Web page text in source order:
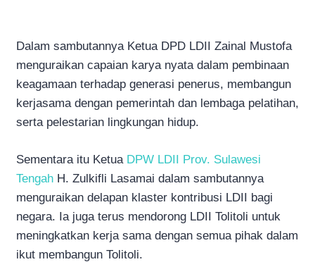
Dalam sambutannya Ketua DPD LDII Zainal Mustofa
menguraikan capaian karya nyata dalam pembinaan
keagamaan terhadap generasi penerus, membangun
kerjasama dengan pemerintah dan lembaga pelatihan,
serta pelestarian lingkungan hidup.
Sementara itu Ketua DPW LDII Prov. Sulawesi
Tengah H. Zulkifli Lasamai dalam sambutannya
menguraikan delapan klaster kontribusi LDII bagi
negara. Ia juga terus mendorong LDII Tolitoli untuk
meningkatkan kerja sama dengan semua pihak dalam
ikut membangun Tolitoli.